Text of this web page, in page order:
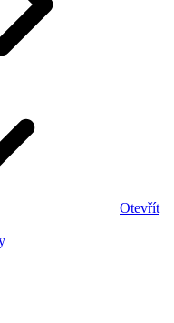
Otevřít